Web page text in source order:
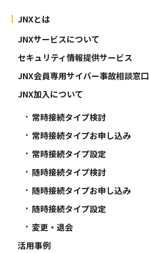
JNXとは
JNXサービスについて
セキュリティ情報提供サービス
JNX会員専用サイバー事故相談窓口
JNX加入について
常時接続タイプ検討
常時接続タイプお申し込み
常時接続タイプ設定
随時接続タイプ検討
随時接続タイプお申し込み
随時接続タイプ設定
変更・退会
活用事例